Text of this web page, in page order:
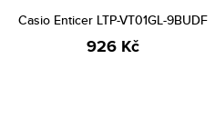
Casio Enticer LTP-VT01GL-9BUDF
926 Kč